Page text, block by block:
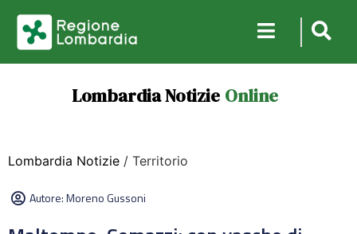
Lombardia Notizie Online
Lombardia Notizie / Territorio
Autore:Moreno Gussoni